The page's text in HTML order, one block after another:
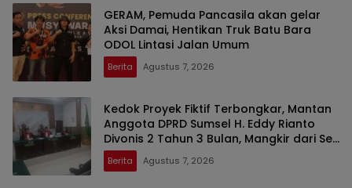
GERAM, Pemuda Pancasila akan gelar
Aksi Damai, Hentikan Truk Batu Bara
ODOL Lintasi Jalan Umum
Berita Agustus 7, 2026
Kedok Proyek Fiktif Terbongkar, Mantan
Anggota DPRD Sumsel H. Eddy Rianto
Divonis 2 Tahun 3 Bulan, Mangkir dari Sel
Nyatakan Banding
Berita Agustus 7, 2026